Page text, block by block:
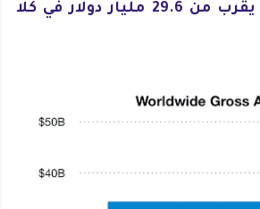
المحمولة بنسبة 11.3٪ ، حيث وصل إلى ما يقرب من 29.6 مليار دولار في كلا